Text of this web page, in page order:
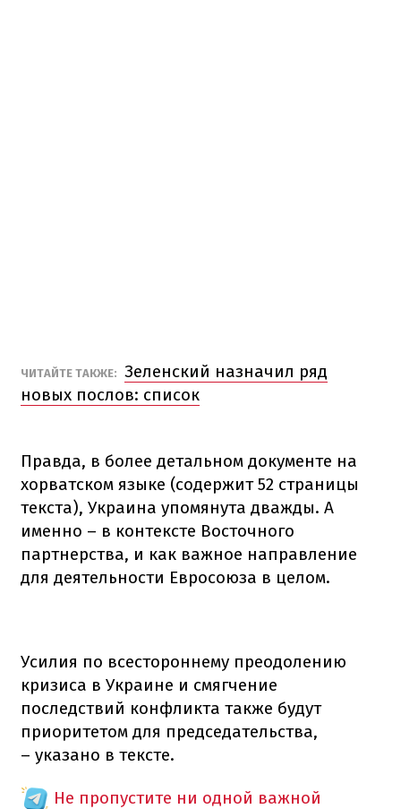
ЧИТАЙТЕ ТАКЖЕ: Зеленский назначил ряд
новых послов: список
Правда, в более детальном документе на
хорватском языке (содержит 52 страницы
текста), Украина упомянута дважды. А
именно – в контексте Восточного
партнерства, и как важное направление
для деятельности Евросоюза в целом.
Усилия по всестороннему преодолению
кризиса в Украине и смягчение
последствий конфликта также будут
приоритетом для председательства,
– указано в тексте.
Не пропустите ни одной важной